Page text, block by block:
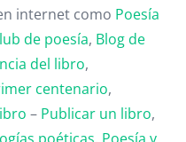
internet como Poesía
de poesía, Blog de
del libro,
centenario,
– Publicar un libro,